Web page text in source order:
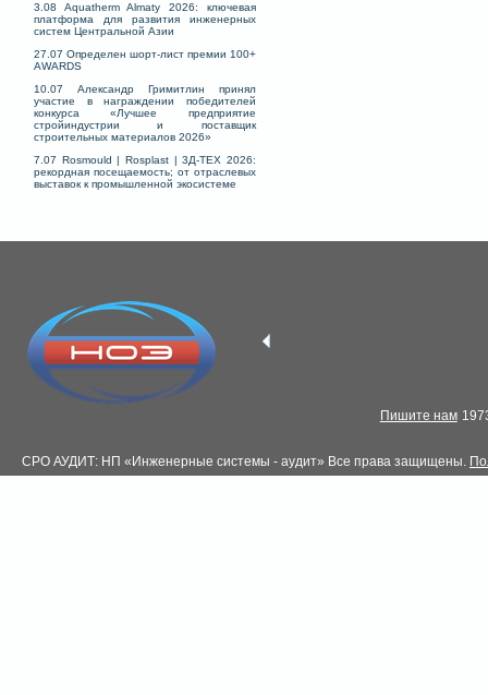
3.08 Aquatherm Almaty 2026: ключевая
платформа для развития инженерных
систем Центральной Азии
27.07 Определен шорт-лист премии 100+
AWARDS
10.07 Александр Гримитлин принял
участие в награждении победителей
конкурса «Лучшее предприятие
стройиндустрии и поставщик
строительных материалов 2026»
7.07 Rosmould | Rosplast | 3Д-ТЕХ 2026:
рекордная посещаемость; от отраслевых
выставок к промышленной экосистеме
СРО АУДИТ: НП «Инженерные системы - аудит» Все права защищены.
Пишите нам